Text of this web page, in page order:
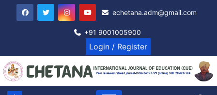
echetana.adm@gmail.com
+91 9001005900
Login / Register